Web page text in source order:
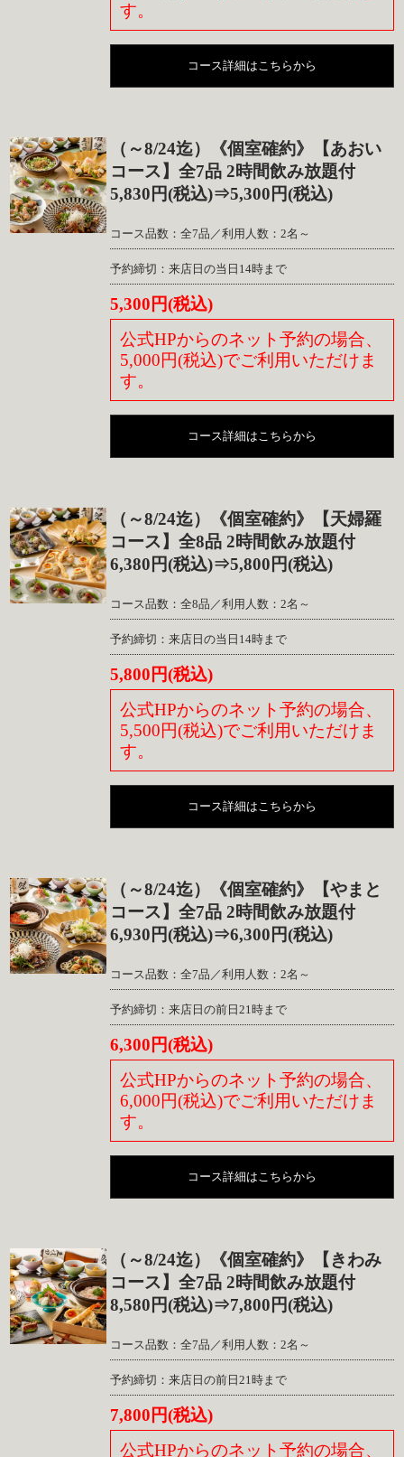
す。
コース詳細はこちらから
（～8/24迄）《個室確約》【あおい
コース】全7品 2時間飲み放題付
5,830円(税込)⇒5,300円(税込)
コース品数：全7品／利用人数：2名～
予約締切：来店日の当日14時まで
5,300円(税込)
公式HPからのネット予約の場合、
5,000円(税込)でご利用いただけま
す。
コース詳細はこちらから
（～8/24迄）《個室確約》【天婦羅
コース】全8品 2時間飲み放題付
6,380円(税込)⇒5,800円(税込)
コース品数：全8品／利用人数：2名～
予約締切：来店日の当日14時まで
5,800円(税込)
公式HPからのネット予約の場合、
5,500円(税込)でご利用いただけま
す。
コース詳細はこちらから
（～8/24迄）《個室確約》【やまと
コース】全7品 2時間飲み放題付
6,930円(税込)⇒6,300円(税込)
コース品数：全7品／利用人数：2名～
予約締切：来店日の前日21時まで
6,300円(税込)
公式HPからのネット予約の場合、
6,000円(税込)でご利用いただけま
す。
コース詳細はこちらから
（～8/24迄）《個室確約》【きわみ
コース】全7品 2時間飲み放題付
8,580円(税込)⇒7,800円(税込)
コース品数：全7品／利用人数：2名～
予約締切：来店日の前日21時まで
7,800円(税込)
公式HPからのネット予約の場合、